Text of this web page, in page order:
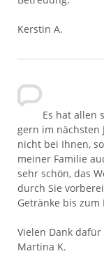
Kerstin A.
Es hat allen
gern im nächsten
nicht bei Ihnen,
meiner Familie
sehr schön, das
durch Sie
Getränke bis zum
Vielen Dank dafür
Martina K.